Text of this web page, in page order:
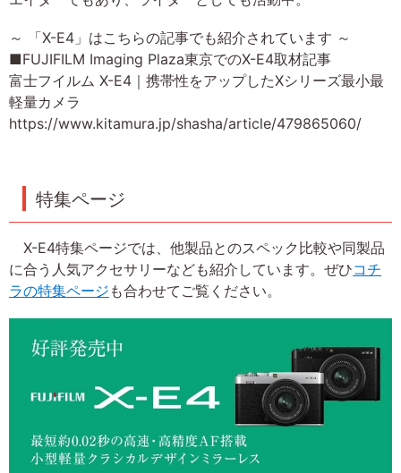
～ 「X-E4」はこちらの記事でも紹介されています ～
■FUJIFILM Imaging Plaza東京でのX-E4取材記事
富士フイルム X-E4｜携帯性をアップしたXシリーズ最小最
軽量カメラ
https://www.kitamura.jp/shasha/article/479865060/
特集ページ
X-E4特集ページでは、他製品とのスペック比較や同製品
に合う人気アクセサリーなども紹介しています。ぜひコチ
ラの特集ページ も合わせてご覧ください。